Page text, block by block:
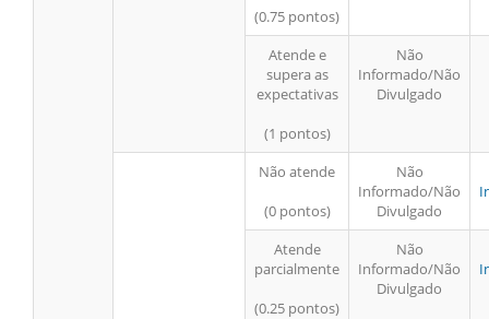
(0.75 pontos)
Atende e
supera as
expectativas
(1 pontos)
Não
Informado/Não
Divulgado
Não atende
(0 pontos)
Não
Informado/Não
Divulgado
Atende
parcialmente
(0.25 pontos)
Não
Informado/Não
Divulgado